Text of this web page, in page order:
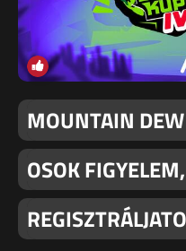
MOUNTAIN
OSOK